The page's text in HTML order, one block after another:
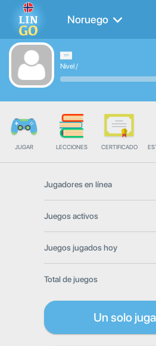
Noruego
Nivel/
JUGAR LECCIONES CERTIFICADO
Jugadores en línea
Juegos activos
Juegos jugados hoy
Total de juegos
Un solo